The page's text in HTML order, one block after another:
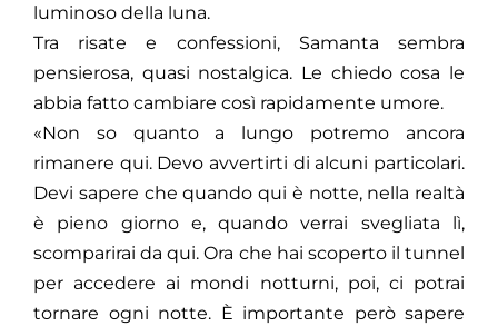
luminoso della luna.
Tra risate e confessioni, Samanta sembra
pensierosa, quasi nostalgica. Le chiedo cosa le
abbia fatto cambiare così rapidamente umore.
«Non so quanto a lungo potremo ancora
rimanere qui. Devo avvertirti di alcuni particolari.
Devi sapere che quando qui è notte, nella realtà
è pieno giorno e, quando verrai svegliata lì,
scomparirai da qui. Ora che hai scoperto il tunnel
per accedere ai mondi notturni, poi, ci potrai
tornare ogni notte. È importante però sapere